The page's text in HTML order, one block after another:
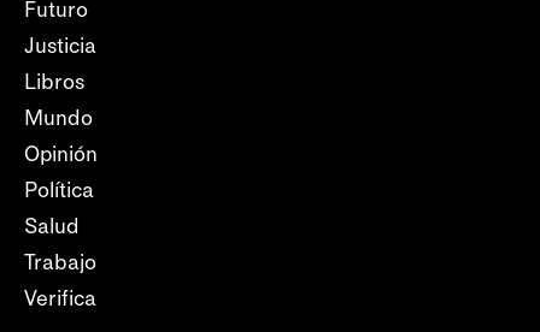
Futuro
Justicia
Libros
Mundo
Opinión
Política
Salud
Trabajo
Verifica